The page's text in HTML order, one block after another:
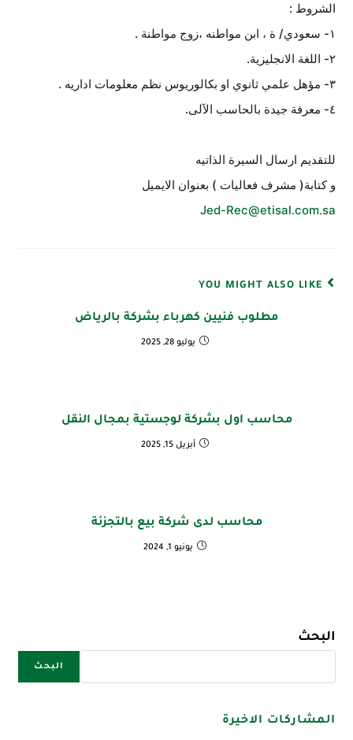
الشروط :
١- سعودي/ ة ، ابن مواطنه ،زوج مواطنة .
٢- اللغة الانجليزية.
٣- مؤهل علمي ثانوي او بكالوريوس نظم معلومات اداريه .
٤- معرفة جيدة بالحاسب الآلى.
للتقديم ارسال السيرة الذاتيه
و كتابة( مشرف فعاليات ) بعنوان الايميل
Jed-Rec@etisal.com.sa
YOU MIGHT ALSO LIKE
مطلوب فنيين كهرباء بشركة بالرياض
يوليو 28, 2025
محاسب اول بشركة لوجستية بمجال النقل
أبريل 15, 2025
محاسب لدى شركة بيع بالتجزئة
يونيو 1, 2024
البحث
البحث
المشاركات الاخيرة